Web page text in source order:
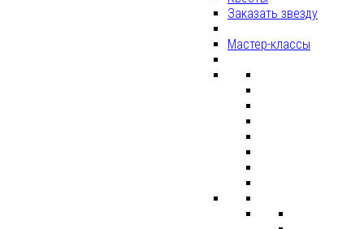
Заказать звезду
Мастер-классы